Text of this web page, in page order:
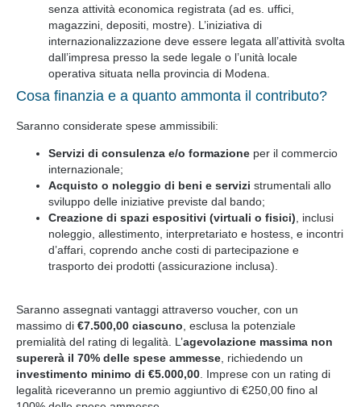
senza attività economica registrata (ad es. uffici,
magazzini, depositi, mostre). L’iniziativa di
internazionalizzazione deve essere legata all’attività svolta
dall’impresa presso la sede legale o l’unità locale
operativa situata nella provincia di Modena.
Cosa finanzia e a quanto ammonta il contributo?
Saranno considerate spese ammissibili:
Servizi di consulenza e/o formazione per il commercio
internazionale;
Acquisto o noleggio di beni e servizi strumentali allo
sviluppo delle iniziative previste dal bando;
Creazione di spazi espositivi (virtuali o fisici) , inclusi
noleggio, allestimento, interpretariato e hostess, e incontri
d’affari, coprendo anche costi di partecipazione e
trasporto dei prodotti (assicurazione inclusa).
Saranno assegnati vantaggi attraverso voucher, con un
massimo di €7.500,00 ciascuno, esclusa la potenziale
premialità del rating di legalità. L’agevolazione massima non
supererà il 70% delle spese ammesse, richiedendo un
investimento minimo di €5.000,00. Imprese con un rating di
legalità riceveranno un premio aggiuntivo di €250,00 fino al